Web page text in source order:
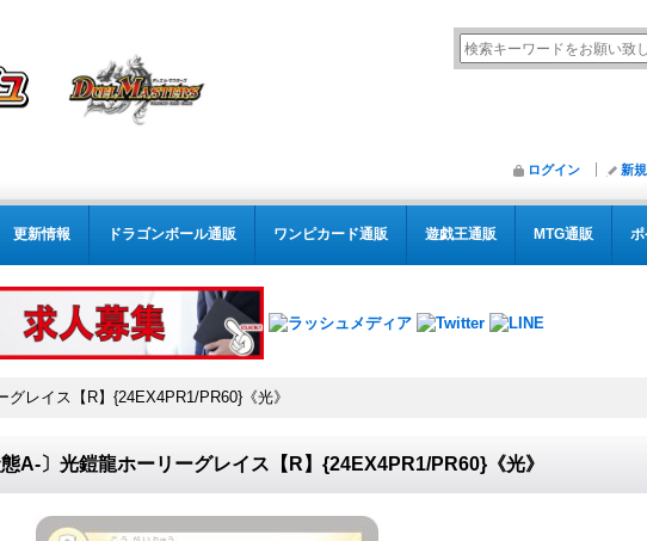
ログイン 新
更新情報 ドラゴンボール通販 ワンピカード通販 遊戯王通販 MTG通販
レイス【R】{24EX4PR1/PR60}《光》
A-〕光鎧龍ホーリーグレイス【R】{24EX4PR1/PR60}《光》